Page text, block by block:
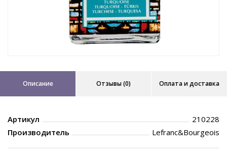
Описание Отзывы (0) Оплата и доставка
Артикул
210228
Производитель
Lefranc&Bourgeois